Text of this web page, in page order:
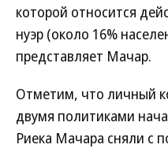
которой относится
нуэр (около 16%
представляет Мачар.
Отметим, что личный
двумя политиками
Риека Мачара сняли с